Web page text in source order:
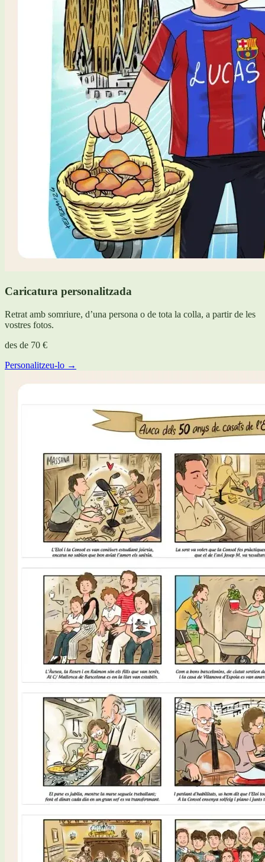
Caricatura personalitzada
Retrat amb somriure, d’una persona o de tota la colla, a partir de les
vostres fotos.
des de 70 €
Personalitzeu-lo →